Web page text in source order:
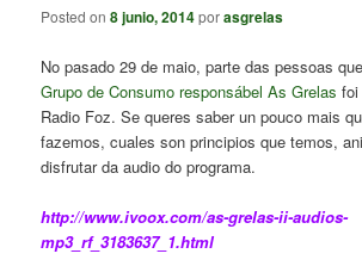
Posted on8 junio, 2014porasgrelas
No pasado 29 de maio, parte das pessoas
Grupo de Consumo responsábel As Grelas foi
Radio Foz. Se queres saber un pouco mais
fazemos, cuales son principios que temos,
disfrutar da audio do programa.
http://www.ivoox.com/as-grelas-ii-audios-
mp3_rf_3183637_1.html